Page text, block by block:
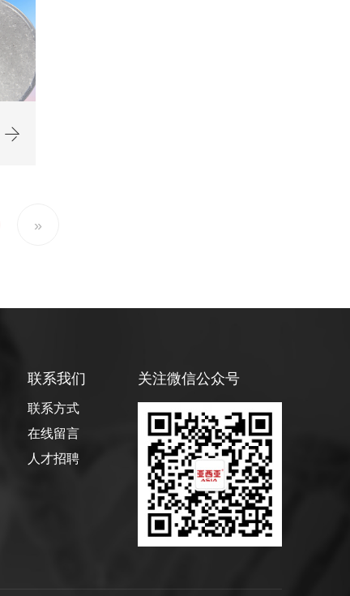
»
联系我们
联系方式
在线留言
人才招聘
关注微信公众号